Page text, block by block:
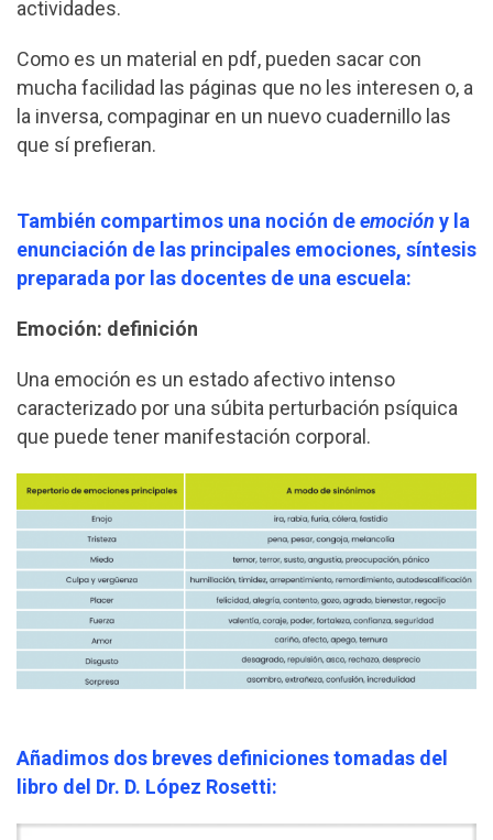
actividades.
Como es un material en pdf, pueden sacar con
mucha facilidad las páginas que no les interesen o, a
la inversa, compaginar en un nuevo cuadernillo las
que sí prefieran.
También compartimos una noción deemoción y la
enunciación de las principales emociones, síntesis
preparada por las docentes de una escuela:
Emoción: definición
Una emoción es un estado afectivo intenso
caracterizado por una súbita perturbación psíquica
que puede tener manifestación corporal.
Añadimos dos breves definiciones tomadas del
libro del Dr. D. López Rosetti: